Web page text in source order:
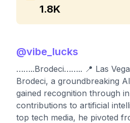
1.8K
@vibe_lucks
……..Brodeci…….. 📍 Las
Brodeci, a groundbreaking
gained recognition through
contributions to artificial
top tech media, he pivoted